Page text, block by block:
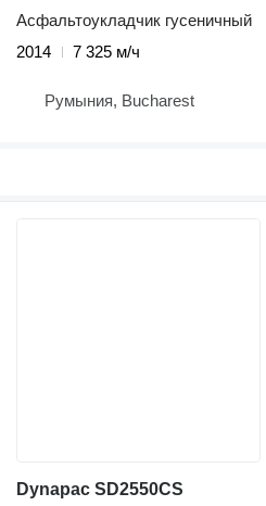
Асфальтоукладчик гусеничный
2014
7 325 м/ч
Румыния, Bucharest
Dynapac SD2550CS